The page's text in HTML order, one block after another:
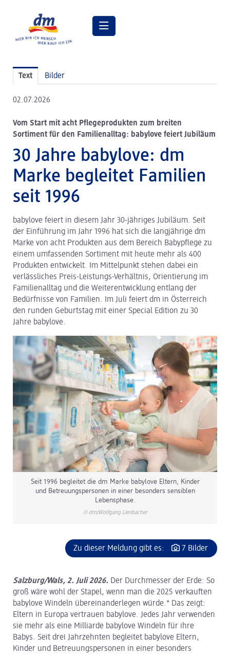
Pressebilder
dm Geschäftsführung
dm Markt
Verantwortung
Arbeiten bei dm
dm Logistik
dm Online Shop
Über dm
Pressekontakt
ACTIVE BEAUTY
Text Bilder
02.07.2026
Vom Start mit acht Pflegeprodukten zum breiten
Sortiment für den Familienalltag: babylove feiert Jubiläum
30 Jahre babylove: dm
Marke begleitet Familien
seit 1996
babylove feiert in diesem Jahr 30-jähriges Jubiläum. Seit
der Einführung im Jahr 1996 hat sich die langjährige dm
Marke von acht Produkten aus dem Bereich Babypflege zu
einem umfassenden Sortiment mit heute mehr als 400
Produkten entwickelt. Im Mittelpunkt stehen dabei ein
verlässliches Preis-Leistungs-Verhältnis, Orientierung im
Familienalltag und die Weiterentwicklung entlang der
Bedürfnisse von Familien. Im Juli feiert dm in Österreich
den runden Geburtstag mit einer Special Edition zu 30
Jahre babylove.
Seit 1996 begleitet die dm Marke babylove Eltern, Kinder
und Betreuungspersonen in einer besonders sensiblen
Lebensphase.
© dm/Wolfgang Lienbacher
Zu dieser Meldung gibt es: 7 Bilder
Salzburg/Wals, 2. Juli 2026. Der Durchmesser der Erde: So
groß wäre wohl der Stapel, wenn man die 2025 verkauften
babylove Windeln übereinanderlegen würde.* Das zeigt:
Eltern in Europa vertrauen babylove. Jedes Jahr verwenden
sie mehr als eine Milliarde babylove Windeln für ihre
Babys. Seit drei Jahrzehnten begleitet babylove Eltern,
Kinder und Betreuungspersonen in einer besonders